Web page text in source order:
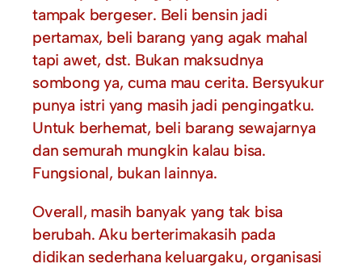
tampak bergeser. Beli bensin jadi
pertamax, beli barang yang agak mahal
tapi awet, dst. Bukan maksudnya
sombong ya, cuma mau cerita. Bersyukur
punya istri yang masih jadi pengingatku.
Untuk berhemat, beli barang sewajarnya
dan semurah mungkin kalau bisa.
Fungsional, bukan lainnya.
Overall, masih banyak yang tak bisa
berubah. Aku berterimakasih pada
didikan sederhana keluargaku, organisasi